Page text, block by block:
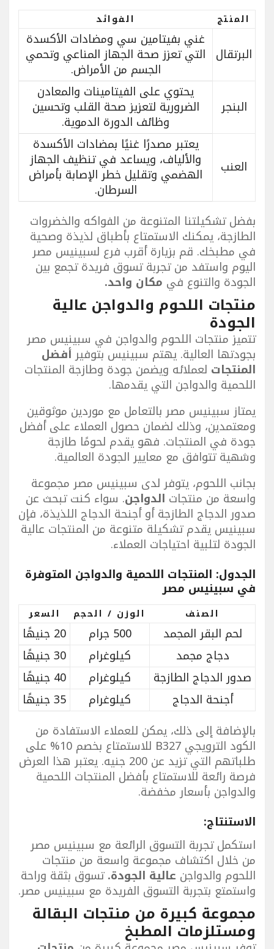
المنتج الفوائد
البرتقال
غني بفيتامين سي ومضادات الأكسدة
التي تعزز صحة الجهاز المناعي وتحمي
الجسم من الأمراض.
البنجر
يحتوي على الفيتامينات والمعادن
الضرورية لتعزيز صحة القلب وتحسين
وظائف الدورة الدموية.
العنب
يعتبر مصدرًا غنيًا بمضادات الأكسدة
والألياف، ويساعد في تنظيف الجهاز
الهضمي وتقليل خطر الإصابة بأمراض
السرطان.
بفضل تشكيلتنا المتنوعة من الفواكه والخضروات
الطازجة، يمكنك الاستمتاع بأطباق لذيذة وصحية
في مطبخك. قم بزيارة أقرب فرع لسبينيس مصر
اليوم واستفد من تجربة تسوق فريدة تجمع بين
الجودة والتنوع في مكان واحد.
منتجات اللحوم والدواجن عالية
الجودة
تتميز منتجات اللحوم والدواجن في سبينيس مصر
بجودتها العالية. يهتم سبينيس بتوفيرأفضل
المنتجات لعملائه ويضمن جودة وطازجة المنتجات
اللحمية والدواجن التي يقدمها.
يمتاز سبينيس مصر بالتعامل مع موردين موثوقين
ومعتمدين، وذلك لضمان حصول العملاء على أفضل
جودة في المنتجات. فهو يقدم لحومًا طازجة
وشهية تتوافق مع معايير الجودة العالمية.
بجانب اللحوم، يتوفر لدى سبينيس مصر مجموعة
واسعة من منتجات الدواجن. سواء كنت تبحث عن
صدور الدجاج الطازجة أو أجنحة الدجاج اللذيذة، فإن
سبينيس يقدم تشكيلة متنوعة من المنتجات عالية
الجودة لتلبية احتياجات العملاء.
الجدول: المنتجات اللحمية والدواجن المتوفرة
في سبينيس مصر
الصنف الوزن / الحجم السعر
لحم البقر المجمد 500 جرام
20 جنيهًا
دجاج مجمد
كيلوغرام
30 جنيهًا
صدور الدجاج الطازجة
كيلوغرام
40 جنيهًا
أجنحة الدجاج
كيلوغرام
35 جنيهًا
بالإضافة إلى ذلك، يمكن للعملاء الاستفادة من
الكود الترويجي B327 للاستمتاع بخصم 10% على
طلباتهم التي تزيد عن 200 جنيه. يعتبر هذا العرض
فرصة رائعة للاستمتاع بأفضل المنتجات اللحمية
والدواجن بأسعار مخفضة.
الاستنتاج:
استكمل تجربة التسوق الرائعة مع سبينيس مصر
من خلال اكتشاف مجموعة واسعة من منتجات
اللحوم والدواجن عالية الجودة.تسوق بثقة وراحة
واستمتع بتجربة التسوق الفريدة مع سبينيس مصر.
مجموعة كبيرة من منتجات البقالة
ومستلزمات المطبخ